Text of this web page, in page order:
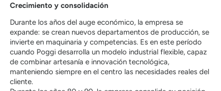
Crecimiento y consolidación
Durante los años del auge económico, la empresa se
expande: se crean nuevos departamentos de producción, se
invierte en maquinaria y competencias. Es en este período
cuando Poggi desarrolla un modelo industrial flexible, capaz
de combinar artesanía e innovación tecnológica,
manteniendo siempre en el centro las necesidades reales del
cliente.